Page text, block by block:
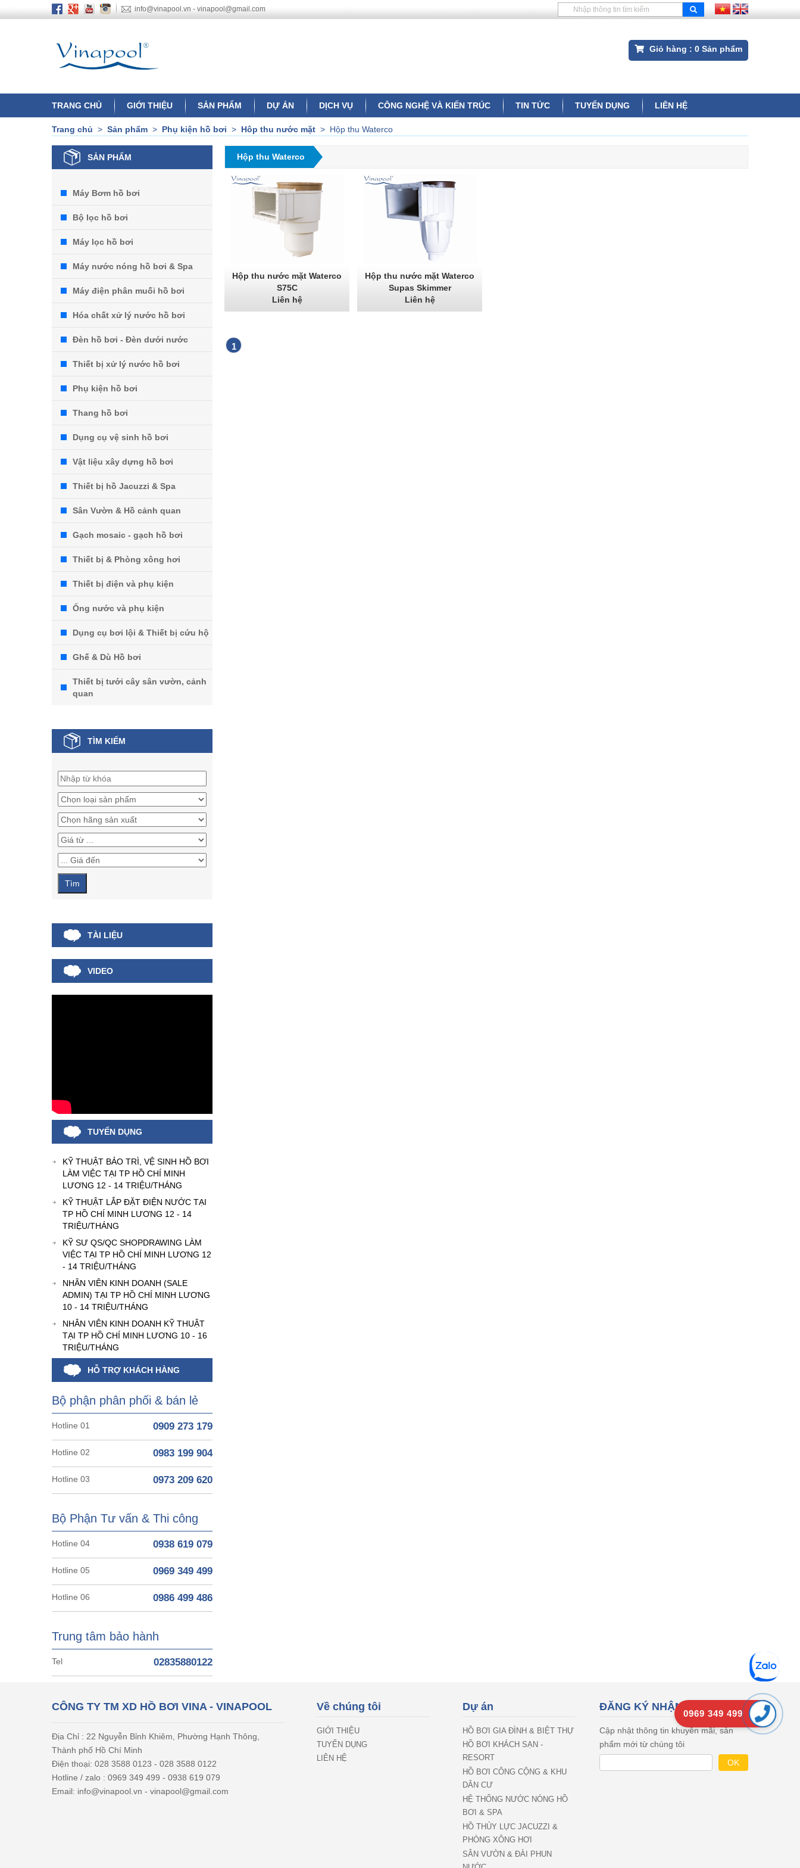
info@vinapool.vn - vinapool@gmail.com
Giỏ hàng : 0 Sản phẩm
TRANG CHỦ GIỚI THIỆU SẢN PHẨM DỰ ÁN DỊCH VỤ CÔNG NGHỆ VÀ KIẾN TRÚC TIN TỨC TUYỂN DỤNG LIÊN HỆ
0969 349 499
Trang chủ > Sản phẩm > Phụ kiện hồ bơi > Hôp thu nước mặt > Hộp thu Waterco
SẢN PHẨM
Máy Bơm hồ bơi
Bộ lọc hồ bơi
Máy lọc hồ bơi
Máy nước nóng hồ bơi & Spa
Máy điện phân muối hồ bơi
Hóa chất xử lý nước hồ bơi
Đèn hồ bơi - Đèn dưới nước
Thiết bị xử lý nước hồ bơi
Phụ kiện hồ bơi
Thang hồ bơi
Dụng cụ vệ sinh hồ bơi
Vật liệu xây dựng hồ bơi
Thiết bị hồ Jacuzzi & Spa
Sân Vườn & Hồ cảnh quan
Gạch mosaic - gạch hồ bơi
Thiết bị & Phòng xông hơi
Thiết bị điện và phụ kiện
Ống nước và phụ kiện
Dụng cụ bơi lội & Thiết bị cứu hộ
Ghế & Dù Hồ bơi
Thiết bị tưới cây sân vườn, cảnh
quan
TÌM KIẾM
TÀI LIỆU
VIDEO
TUYỂN DỤNG
KỸ THUẬT BẢO TRÌ, VỆ SINH HỒ BƠI
LÀM VIỆC TẠI TP HỒ CHÍ MINH
LƯƠNG 12 - 14 TRIỆU/THÁNG
KỸ THUẬT LẮP ĐẶT ĐIỆN NƯỚC TẠI
TP HỒ CHÍ MINH LƯƠNG 12 - 14
TRIỆU/THÁNG
KỸ SƯ QS/QC SHOPDRAWING LÀM
VIỆC TẠI TP HỒ CHÍ MINH LƯƠNG 12
- 14 TRIỆU/THÁNG
NHÂN VIÊN KINH DOANH (SALE
ADMIN) TẠI TP HỒ CHÍ MINH LƯƠNG
10 - 14 TRIỆU/THÁNG
NHÂN VIÊN KINH DOANH KỸ THUẬT
TẠI TP HỒ CHÍ MINH LƯƠNG 10 - 16
TRIỆU/THÁNG
HỖ TRỢ KHÁCH HÀNG
Bộ phận phân phối & bán lẻ
Hotline 01 0909 273 179
Hotline 02 0983 199 904
Hotline 03 0973 209 620
Bộ Phận Tư vấn & Thi công
Hotline 04 0938 619 079
Hotline 05 0969 349 499
Hotline 06 0986 499 486
Trung tâm bảo hành
Tel 02835880122
Hộp thu Waterco
Hộp thu nước mặt Waterco
S75C
Liên hệ
Hộp thu nước mặt Waterco
Supas Skimmer
Liên hệ
1
CÔNG TY TM XD HỒ BƠI VINA - VINAPOOL
Địa Chỉ : 22 Nguyễn Bỉnh Khiêm, Phường Hạnh Thông,
Thành phố Hồ Chí Minh
Điện thoại: 028 3588 0123 - 028 3588 0122
Hotline / zalo : 0969 349 499 - 0938 619 079
Email: info@vinapool.vn - vinapool@gmail.com
Về chúng tôi
GIỚI THIỆU
TUYỂN DỤNG
LIÊN HỆ
Dự án
HỒ BƠI GIA ĐÌNH & BIỆT THỰ
HỒ BƠI KHÁCH SẠN -
RESORT
HỒ BƠI CÔNG CỘNG & KHU
DÂN CƯ
HỆ THỐNG NƯỚC NÓNG HỒ
BƠI & SPA
HỒ THỦY LỰC JACUZZI &
PHÒNG XÔNG HƠI
SÂN VƯỜN & ĐÀI PHUN
ĐĂNG KÝ NHẬN EMAIL
Cập nhật thông tin khuyên mãi, sản
phẩm mới từ chúng tôi